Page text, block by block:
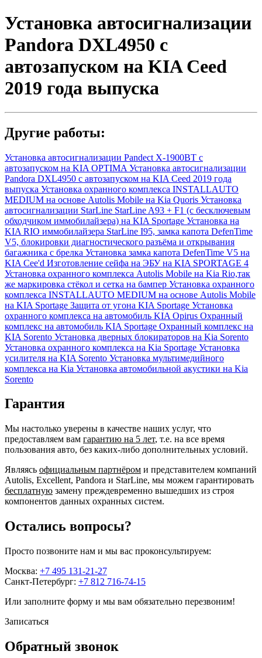
Установка автосигнализации
Pandora DXL4950 с
автозапуском на KIA Ceed
2019 года выпуска
Другие работы:
Установка автосигнализации Pandect X-1900BT с
автозапуском на KIA OPTIMA Установка автосигнализации
Pandora DXL4950 с автозапуском на KIA Ceed 2019 года
выпуска Установка охранного комплекса INSTALLAUTO
MEDIUM на основе Autolis Mobile на Kia Quoris Установка
автосигнализации StarLine StarLine A93 + F1 (с бесключевым
обходчиком иммобилайзера) на KIA Sportage Установка на
KIA RIO иммобилайзера StarLine I95, замка капота DefenTime
V5, блокировки диагностического разъёма и открывания
багажника с брелка Установка замка капота DefenTime V5 на
KIA Cee'd Изготовление сейфа на ЭБУ на KIA SPORTAGE 4
Установка охранного комплекса Autolis Mobile на Kia Rio,так
же маркировка стёкол и сетка на бампер Установка охранного
комплекса INSTALLAUTO MEDIUM на основе Autolis Mobile
на KIA Sportage Защита от угона KIA Sportage Установка
охранного комплекса на автомобиль KIA Opirus Охранный
комплекс на автомобиль KIA Sportage Охранный комплекс на
KIA Sorento Установка дверных блокираторов на Kia Sorento
Установка охранного комплекса на Kia Sportage Установка
усилителя на KIA Sorento Установка мультимедийного
комплекса на Kia Установка автомобильной акустики на Kia
Sorento
Гарантия
Мы настолько уверены в качестве наших услуг, что
предоставляем вам гарантию на 5 лет, т.е. на все время
пользования авто, без каких-либо дополнительных условий.
Являясь официальным партнёром и представителем компаний
Autolis, Excellent, Pandora и StarLine, мы можем гарантировать
бесплатную замену преждевременно вышедших из строя
компонентов данных охранных систем.
Остались вопросы?
Просто позвоните нам и мы вас проконсультируем:
Москва: +7 495 131-21-27
Санкт-Петербург: +7 812 716-74-15
Или заполните форму и мы вам обязательно перезвоним!
Записаться
Обратный звонок